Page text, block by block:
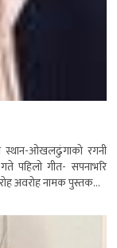
ओखलढुंगाको रगनी
पहिलो गीत- सपनाभरि
अवरोह नामक पुस्तक...